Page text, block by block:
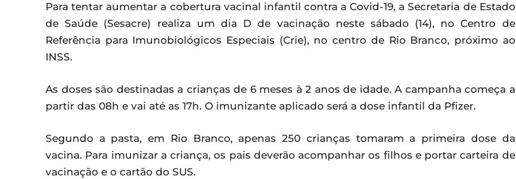
Para tentar aumentar a cobertura vacinal infantil contra a Covid-19, a Secretaria de Estado
de Saúde (Sesacre) realiza um dia D de vacinação neste sábado (14), no Centro de
Referência para Imunobiológicos Especiais (Crie), no centro de Rio Branco, próximo ao
INSS.
As doses são destinadas a crianças de 6 meses à 2 anos de idade. A campanha começa a
partir das 08h e vai até as 17h. O imunizante aplicado será a dose infantil da Pfizer.
Segundo a pasta, em Rio Branco, apenas 250 crianças tomaram a primeira dose da
vacina. Para imunizar a criança, os pais deverão acompanhar os filhos e portar carteira de
vacinação e o cartão do SUS.